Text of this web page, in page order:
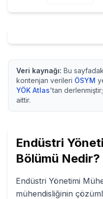
Veri kaynağı: Bu
kontenjan verileri ÖSYM
YÖK Atlas'tan derlenmiştir;
aittir.
Endüstri
Bölümü Nedir?
Endüstri Yönetimi
mühendisliğinin